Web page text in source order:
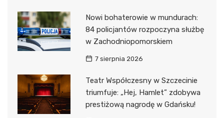
Nowi bohaterowie w mundurach:
84 policjantów rozpoczyna służbę
w Zachodniopomorskiem
7 sierpnia 2026
Teatr Współczesny w Szczecinie
triumfuje: „Hej, Hamlet” zdobywa
prestiżową nagrodę w Gdańsku!